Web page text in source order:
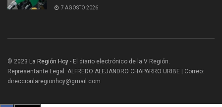
7 AGOSTO 2026
© 2023 La Región Hoy - El diario electrónico de la V Región.
Representante Legal: ALFREDO ALEJANDRO CHAPARRO URIBE | Correo:
direccionlaregionhoy@gmail.com